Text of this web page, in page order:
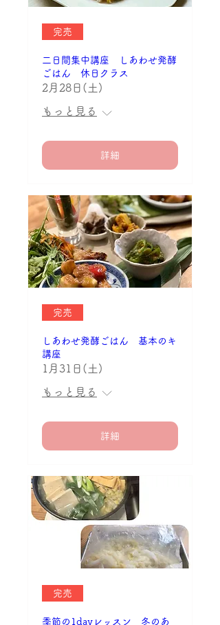
完売
二日間集中講座 しあわせ発酵
ごはん 休日クラス
2月28日(土)
もっと見る
詳細
完売
しあわせ発酵ごはん 基本のキ
講座
1月31日(土)
もっと見る
詳細
完売
季節の1dayレッスン 冬のあ